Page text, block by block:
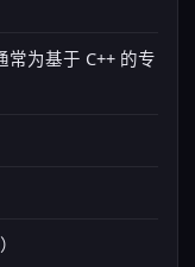
为基于 C++ 的专